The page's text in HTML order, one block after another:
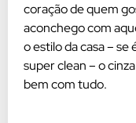
coração de quem
aconchego com
o estilo da casa – se
super clean – o
bem com tudo.